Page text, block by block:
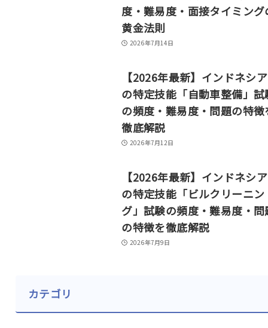
度・難易度・面接タイミング
黄金法則
2026年7月14日
【2026年最新】インドネシ
の特定技能「自動車整備」試
の頻度・難易度・問題の特徴
徹底解説
2026年7月12日
【2026年最新】インドネシ
の特定技能「ビルクリーニン
グ」試験の頻度・難易度・問
の特徴を徹底解説
2026年7月9日
カテゴリ